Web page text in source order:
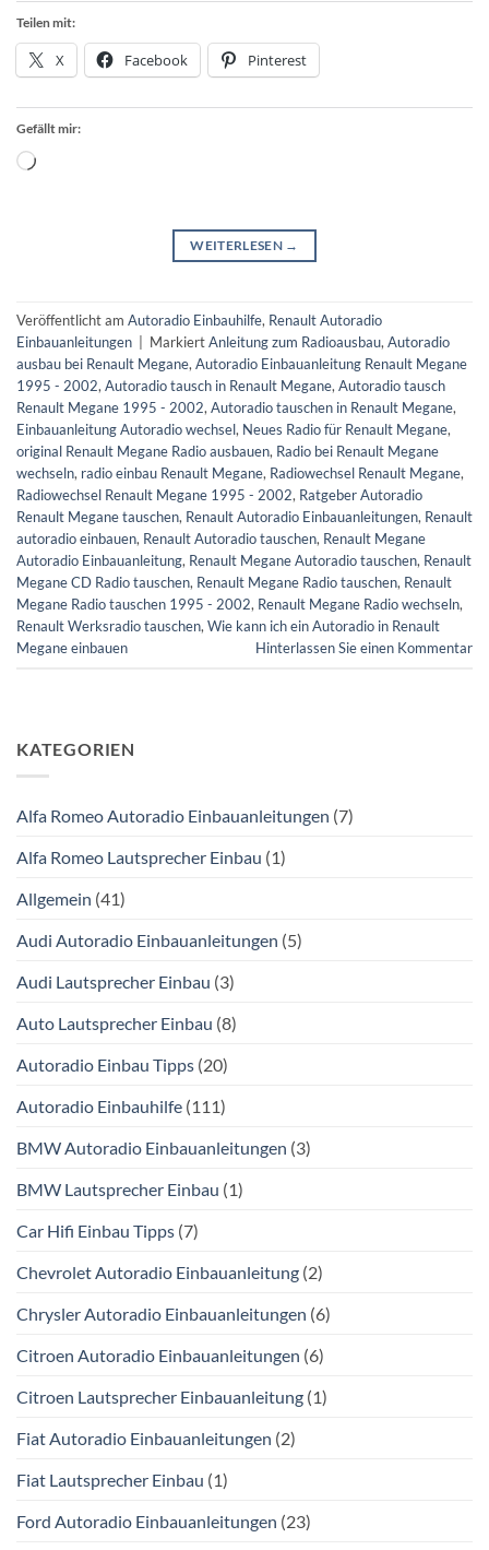
Teilen mit:
X Facebook Pinterest
Gefällt mir:
Wird
WEITERLESEN →
Veröffentlicht am Autoradio Einbauhilfe, Renault Autoradio
Einbauanleitungen
MarkiertAnleitung zum Radioausbau,Autoradio
ausbau bei Renault Megane,Autoradio Einbauanleitung Renault Megane
1995 - 2002,Autoradio tausch in Renault Megane,Autoradio tausch
Renault Megane 1995 - 2002,Autoradio tauschen in Renault Megane,
Einbauanleitung Autoradio wechsel, Neues Radio für Renault Megane,
original Renault Megane Radio ausbauen, Radio bei Renault Megane
wechseln, radio einbau Renault Megane, Radiowechsel Renault Megane,
Radiowechsel Renault Megane 1995 - 2002, Ratgeber Autoradio
Renault Megane tauschen, Renault Autoradio Einbauanleitungen, Renault
autoradio einbauen, Renault Autoradio tauschen, Renault Megane
Autoradio Einbauanleitung, Renault Megane Autoradio tauschen, Renault
Megane CD Radio tauschen, Renault Megane Radio tauschen, Renault
Megane Radio tauschen 1995 - 2002, Renault Megane Radio wechseln,
Renault Werksradio tauschen,Wie kann ich ein Autoradio in Renault
Megane einbauen
Hinterlassen Sie einen Kommentar
KATEGORIEN
Alfa Romeo Autoradio Einbauanleitungen (7)
Alfa Romeo Lautsprecher Einbau (1)
Allgemein (41)
Audi Autoradio Einbauanleitungen (5)
Audi Lautsprecher Einbau (3)
Auto Lautsprecher Einbau (8)
Autoradio Einbau Tipps (20)
Autoradio Einbauhilfe (111)
BMW Autoradio Einbauanleitungen (3)
BMW Lautsprecher Einbau (1)
Car Hifi Einbau Tipps (7)
Chevrolet Autoradio Einbauanleitung (2)
Chrysler Autoradio Einbauanleitungen (6)
Citroen Autoradio Einbauanleitungen (6)
Citroen Lautsprecher Einbauanleitung (1)
Fiat Autoradio Einbauanleitungen (2)
Fiat Lautsprecher Einbau (1)
Ford Autoradio Einbauanleitungen (23)